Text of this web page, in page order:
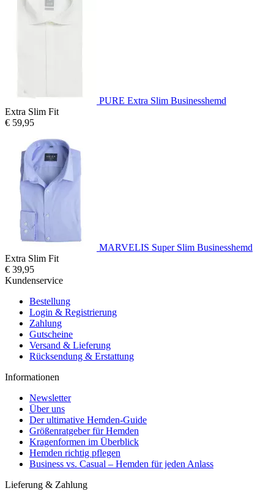
PURE Extra Slim Businesshemd
Extra Slim Fit
€ 59,95
MARVELIS Super Slim Businesshemd
Extra Slim Fit
€ 39,95
Kundenservice
Bestellung
Login & Registrierung
Zahlung
Gutscheine
Versand & Lieferung
Rücksendung & Erstattung
Informationen
Newsletter
Über uns
Der ultimative Hemden-Guide
Größenratgeber für Hemden
Kragenformen im Überblick
Hemden richtig pflegen
Business vs. Casual – Hemden für jeden Anlass
Lieferung & Zahlung